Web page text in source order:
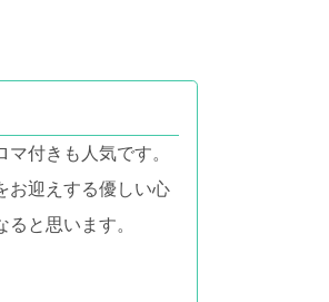
付きも人気です。
お迎えする優しい心
と思います。